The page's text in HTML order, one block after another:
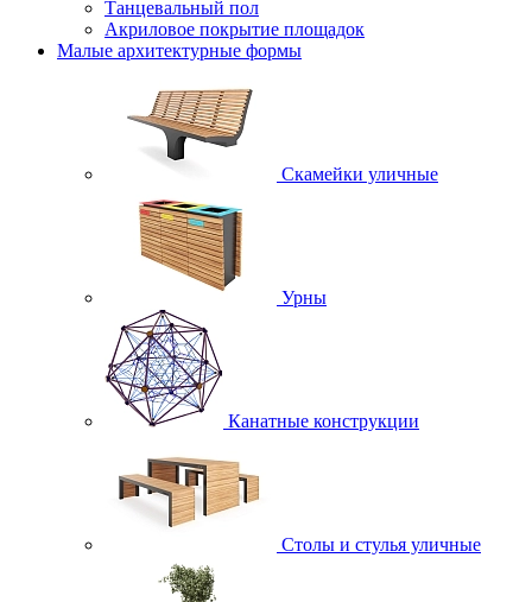
Танцевальный пол
Акриловое покрытие площадок
Малые архитектурные формы
Скамейки уличные
Урны
Канатные конструкции
Столы и стулья уличные